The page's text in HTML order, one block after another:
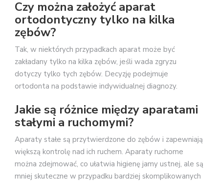
Czy można założyć aparat
ortodontyczny tylko na kilka
zębów?
Tak, w niektórych przypadkach aparat może być
zakładany tylko na kilka zębów, jeśli wada zgryzu
dotyczy tylko tych zębów. Decyzję podejmuje
ortodonta na podstawie indywidualnej diagnozy.
Jakie są różnice między aparatami
stałymi a ruchomymi?
Aparaty stałe są przytwierdzone do zębów i zapewniają
większą kontrolę nad ich ruchem. Aparaty ruchome
można zdejmować, co ułatwia higienę jamy ustnej, ale są
mniej skuteczne w przypadku bardziej skomplikowanych